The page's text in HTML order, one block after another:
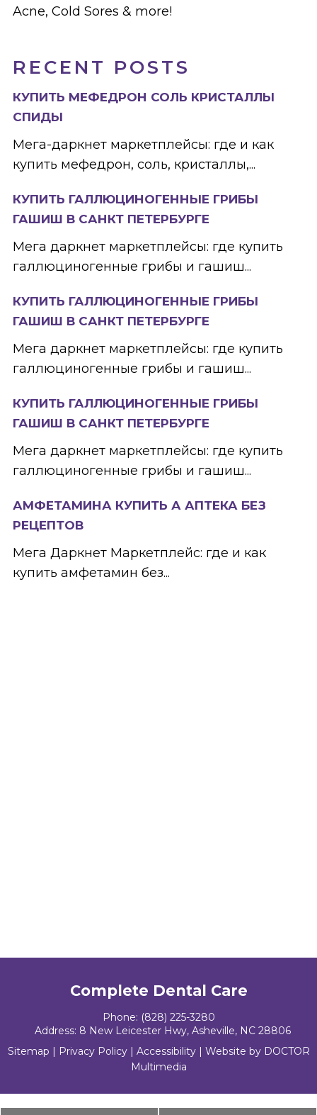
RECENT POSTS
КУПИТЬ МЕФЕДРОН СОЛЬ КРИСТАЛЛЫ
СПИДЫ
Мега-даркнет маркетплейсы: где и как
купить мефедрон, соль, кристаллы,...
КУПИТЬ ГАЛЛЮЦИНОГЕННЫЕ ГРИБЫ
ГАШИШ В САНКТ ПЕТЕРБУРГЕ
Мега даркнет маркетплейсы: где купить
галлюциногенные грибы и гашиш...
КУПИТЬ ГАЛЛЮЦИНОГЕННЫЕ ГРИБЫ
ГАШИШ В САНКТ ПЕТЕРБУРГЕ
Мега даркнет маркетплейсы: где купить
галлюциногенные грибы и гашиш...
КУПИТЬ ГАЛЛЮЦИНОГЕННЫЕ ГРИБЫ
ГАШИШ В САНКТ ПЕТЕРБУРГЕ
Мега даркнет маркетплейсы: где купить
галлюциногенные грибы и гашиш...
АМФЕТАМИНА КУПИТЬ А АПТЕКА БЕЗ
РЕЦЕПТОВ
Мега Даркнет Маркетплейс: где и как
купить амфетамин без...
Acne, Cold Sores & more!
Complete Dental Care
Phone: (828) 225-3280
Address: 8 New Leicester Hwy, Asheville, NC 28806
Sitemap | Privacy Policy| Accessibility| Website by DOCTOR
Multimedia